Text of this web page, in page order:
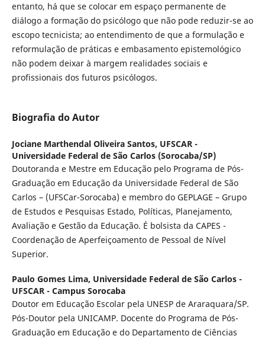
entanto, há que se colocar em espaço permanente de
diálogo a formação do psicólogo que não pode reduzir-se ao
escopo tecnicista; ao entendimento de que a formulação e
reformulação de práticas e embasamento epistemológico
não podem deixar à margem realidades sociais e
profissionais dos futuros psicólogos.
Biografia do Autor
Jociane Marthendal Oliveira Santos, UFSCAR -
Universidade Federal de São Carlos (Sorocaba/SP)
Doutoranda e Mestre em Educação pelo Programa de Pós-
Graduação em Educação da Universidade Federal de São
Carlos – (UFSCar-Sorocaba) e membro do GEPLAGE – Grupo
de Estudos e Pesquisas Estado, Políticas, Planejamento,
Avaliação e Gestão da Educação. É bolsista da CAPES -
Coordenação de Aperfeiçoamento de Pessoal de Nível
Superior.
Paulo Gomes Lima, Universidade Federal de São Carlos -
UFSCAR - Campus Sorocaba
Doutor em Educação Escolar pela UNESP de Araraquara/SP.
Pós-Doutor pela UNICAMP. Docente do Programa de Pós-
Graduação em Educação e do Departamento de Ciências